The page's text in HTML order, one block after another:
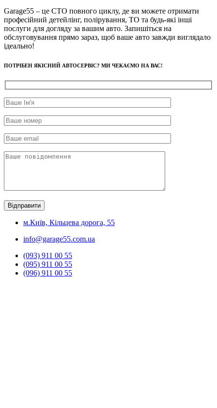
Garage55 – це СТО повного циклу, де ви можете отримати
професійний детейлінг, полірування, ТО та будь-які інші
послуги для догляду за вашим авто. Запишіться на
обслуговування прямо зараз, щоб ваше авто завжди виглядало
ідеально!
ПОТРІБЕН ЯКІСНИЙ АВТОСЕРВІС? МИ ЧЕКАЄМО НА ВАС!
м.Київ, Кільцева дорога, 55
info@garage55.com.ua
(093) 911 00 55
(095) 911 00 55
(096) 911 00 55